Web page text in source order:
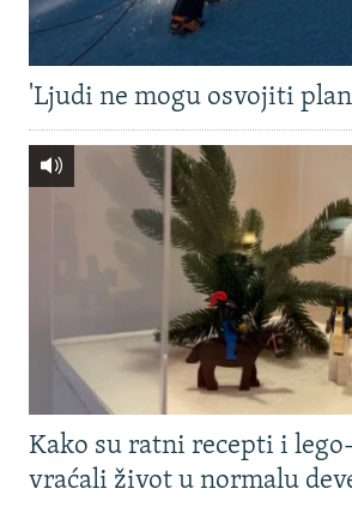
'Ljudi ne mogu osvojiti
Kako su ratni recepti i
vraćali život u normalu